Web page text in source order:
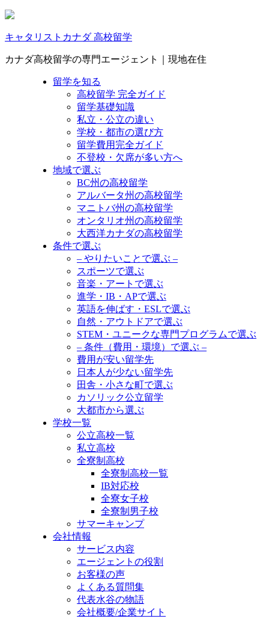
キャタリストカナダ 高校留学
カナダ高校留学の専門エージェント｜現地在住
留学を知る
高校留学 完全ガイド
留学基礎知識
私立・公立の違い
学校・都市の選び方
留学費用完全ガイド
不登校・欠席が多い方へ
地域で選ぶ
BC州の高校留学
アルバータ州の高校留学
マニトバ州の高校留学
オンタリオ州の高校留学
大西洋カナダの高校留学
条件で選ぶ
– やりたいことで選ぶ –
スポーツで選ぶ
音楽・アートで選ぶ
進学・IB・APで選ぶ
英語を伸ばす・ESLで選ぶ
自然・アウトドアで選ぶ
STEM・ユニークな専門プログラムで選ぶ
– 条件（費用・環境）で選ぶ –
費用が安い留学先
日本人が少ない留学先
田舎・小さな町で選ぶ
カソリック公立留学
大都市から選ぶ
学校一覧
公立高校一覧
私立高校
全寮制高校
全寮制高校一覧
IB対応校
全寮女子校
全寮制男子校
サマーキャンプ
会社情報
サービス内容
エージェントの役割
お客様の声
よくある質問集
代表水谷の物語
会社概要/企業サイト